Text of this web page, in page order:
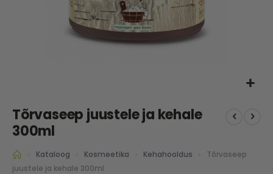
to
the
beginning
of
the
Tõrvaseep juustele ja kehale
300ml
Kataloog Kosmeetika Kehahooldus
Tõrvaseep
juustele ja kehale 300ml